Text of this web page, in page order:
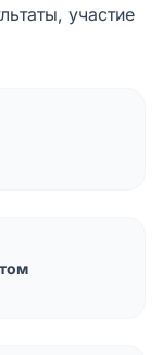
участие